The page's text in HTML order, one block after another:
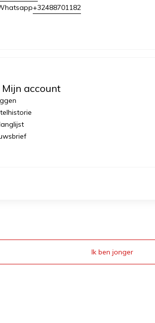
+32488701182
Mijn account
Ik ben jonger